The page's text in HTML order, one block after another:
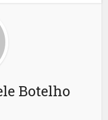
Botelho